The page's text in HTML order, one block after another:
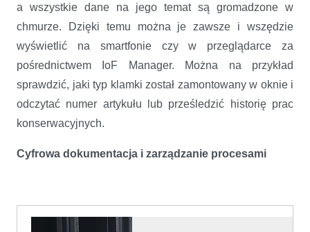
a wszystkie dane na jego temat są gromadzone w
chmurze. Dzięki temu można je zawsze i wszędzie
wyświetlić na smartfonie czy w przeglądarce za
pośrednictwem IoF Manager. Można na przykład
sprawdzić, jaki typ klamki został zamontowany w oknie i
odczytać numer artykułu lub prześledzić historię prac
konserwacyjnych.
Cyfrowa dokumentacja i zarządzanie procesami